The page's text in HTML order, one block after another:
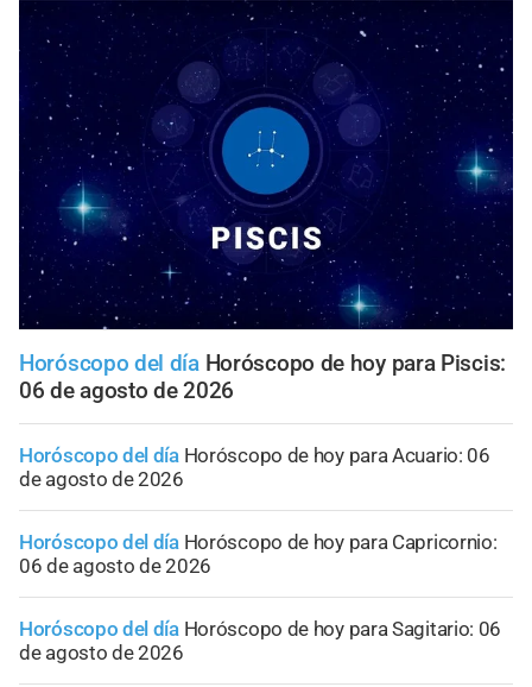
Horóscopo del día Horóscopo de hoy para Piscis:
06 de agosto de 2026
Horóscopo del día Horóscopo de hoy para Acuario: 06
de agosto de 2026
Horóscopo del día Horóscopo de hoy para Capricornio:
06 de agosto de 2026
Horóscopo del día Horóscopo de hoy para Sagitario: 06
de agosto de 2026